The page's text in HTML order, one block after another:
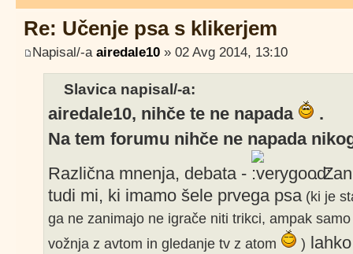
Re: Učenje psa s klikerjem
Napisal/-a airedale10 » 02 Avg 2014, 13:10
Slavica napisal/-a:
airedale10, nihče te ne napada
.
Na tem forumu nihče ne napada
Različna mnenja, debata -
.
tudi mi, ki imamo šele prvega psa (ki je
ga ne zanimajo ne igrače niti trikci, ampak
vožnja z avtom in gledanje tv z atom
)